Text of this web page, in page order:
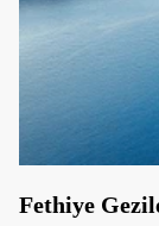
Fethiye